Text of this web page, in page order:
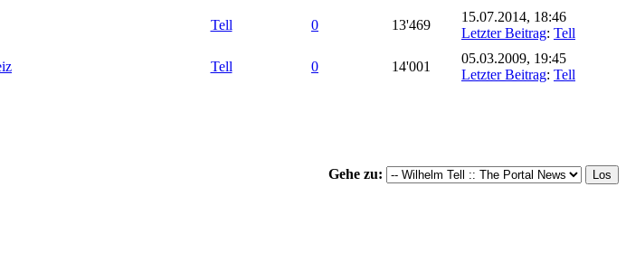
Tell 0 13'469
15.07.2014, 18:46
Letzter Beitrag: Tell
Tell 0 14'001
05.03.2009, 19:45
Letzter Beitrag: Tell
Gehe zu: